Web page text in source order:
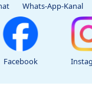
Whats-App-Kanal
Facebook